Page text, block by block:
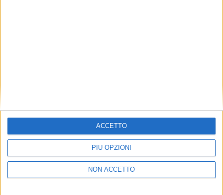
PIÙ OPZIONI
NON ACCETTO
ACCETTO